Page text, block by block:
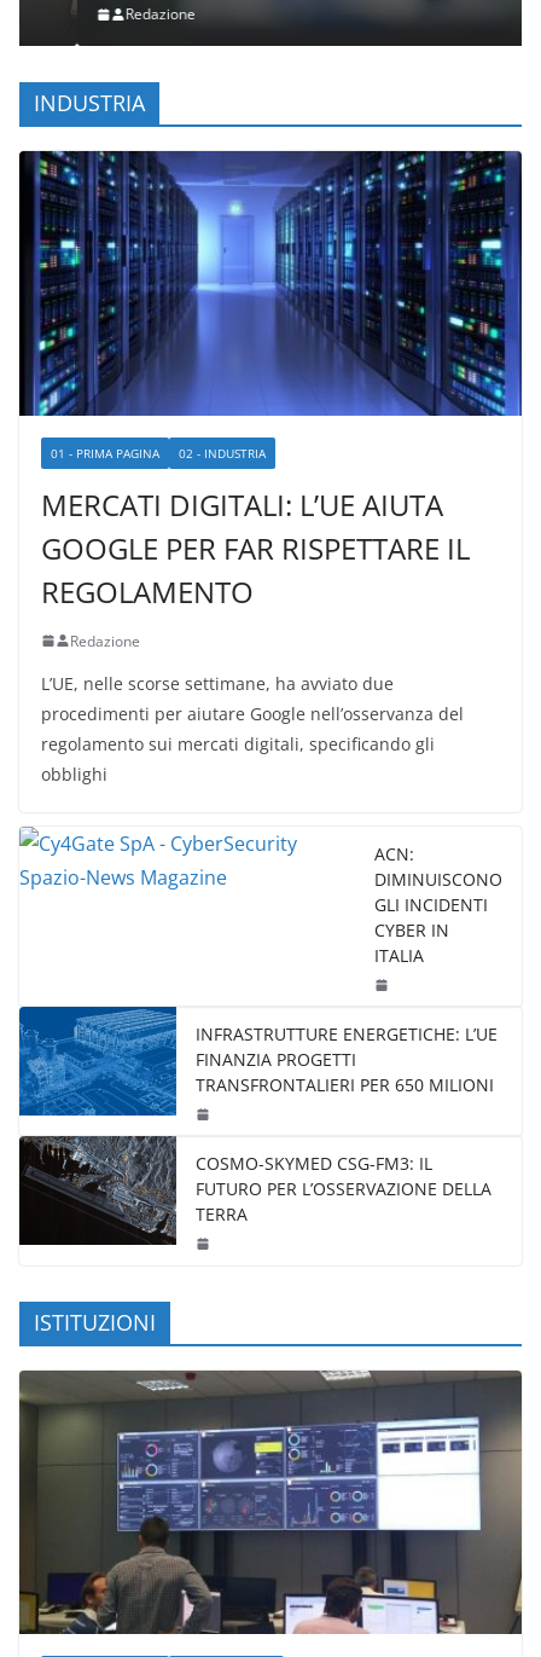
Redazione
INDUSTRIA
01 - PRIMA PAGINA 02 - INDUSTRIA
MERCATI DIGITALI: L’UE AIUTA
GOOGLE PER FAR RISPETTARE IL
REGOLAMENTO
Redazione
L’UE, nelle scorse settimane, ha avviato due
procedimenti per aiutare Google nell’osservanza del
regolamento sui mercati digitali, specificando gli
obblighi
ACN:
DIMINUISCONO
GLI INCIDENTI
CYBER IN
ITALIA
INFRASTRUTTURE ENERGETICHE: L’UE
FINANZIA PROGETTI
TRANSFRONTALIERI PER 650 MILIONI
COSMO-SKYMED CSG-FM3: IL
FUTURO PER L’OSSERVAZIONE DELLA
TERRA
ISTITUZIONI